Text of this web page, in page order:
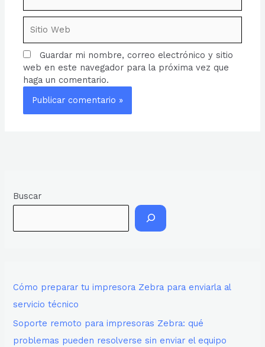
Web
Guardar mi nombre, correo electrónico y sitio
web en este navegador para la próxima vez que
haga un comentario.
Buscar
Cómo preparar tu impresora Zebra para enviarla al
servicio técnico
Soporte remoto para impresoras Zebra: qué
problemas pueden resolverse sin enviar el equipo